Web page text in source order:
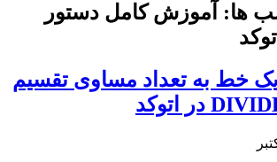
ها: آموزش کامل دستور
خط به تعداد مساوی تقسیم